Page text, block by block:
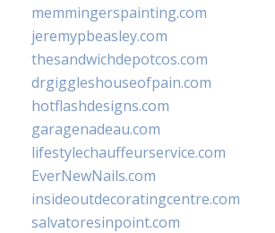
memmingerspainting.com
jeremypbeasley.com
thesandwichdepotcos.com
drgiggleshouseofpain.com
hotflashdesigns.com
garagenadeau.com
lifestylechauffeurservice.com
EverNewNails.com
insideoutdecoratingcentre.com
salvatoresinpoint.com